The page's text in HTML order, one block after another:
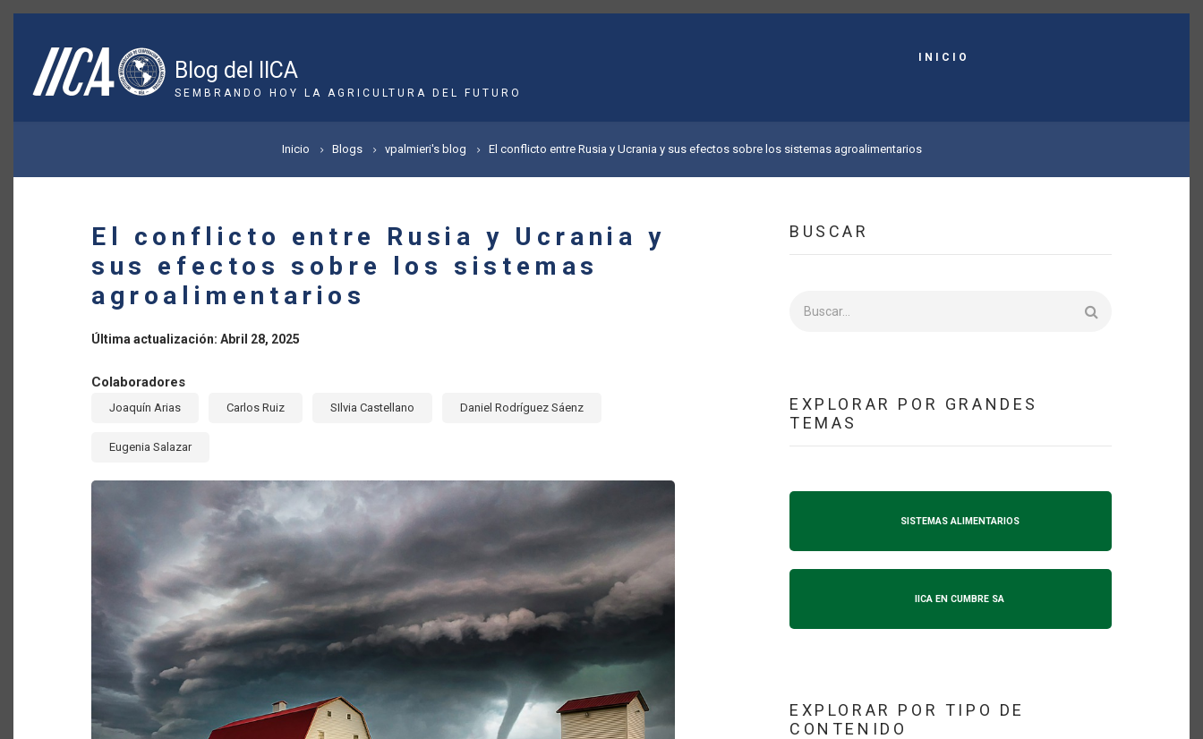
Pasar
contenido
principal
Blog del IICA
SEMBRANDO HOY LA AGRICULTURA DEL FUTURO
INICIO
SOBRESCRIBIR
ENLACES
AYUDA
A
LA
Inicio Blogs vpalmieri's blog El conflicto entre Rusia y Ucrania y sus efectos sobre los sistemas agroalimentarios
El conflicto entre Rusia y Ucrania y
sus efectos sobre los sistemas
agroalimentarios
Última actualización: Abril 28, 2025
Colaboradores
Joaquín Arias Carlos Ruiz SIlvia Castellano Daniel Rodríguez Sáenz
Eugenia Salazar
BUSCAR
EXPLORAR POR GRANDES
TEMAS
SISTEMAS ALIMENTARIOS
IICA EN CUMBRE SA
EXPLORAR POR TIPO DE
CONTENIDO